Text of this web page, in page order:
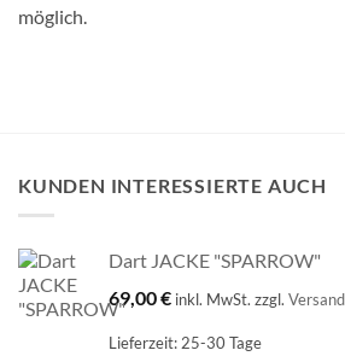
möglich.
KUNDEN INTERESSIERTE AUCH
Dart JACKE "SPARROW"
69,00€ inkl. MwSt. zzgl.
Lieferzeit: 25-30 Tage